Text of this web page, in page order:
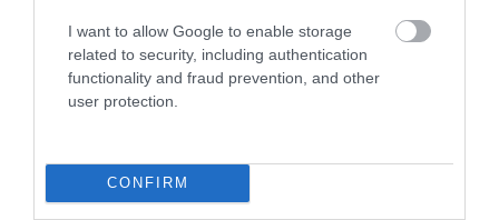
I want to allow Google to enable storage
related to security, including authentication
functionality and fraud prevention, and other
user protection.
CONFIRM
lehet.
Olvasd el ezt is!
karácsonyi aukción árverezik el
Az 5 legdrágább ruha, melyek aukción